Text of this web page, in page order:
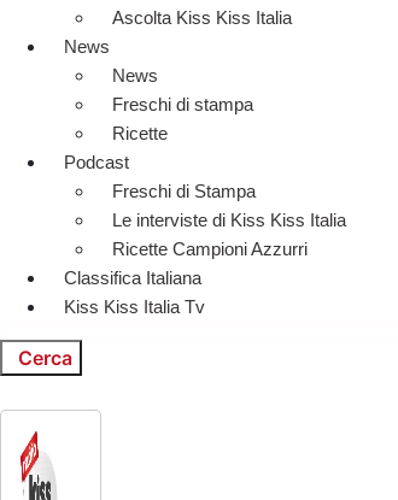
Ascolta Kiss Kiss Italia
News
News
Freschi di stampa
Ricette
Podcast
Freschi di Stampa
Le interviste di Kiss Kiss Italia
Ricette Campioni Azzurri
Classifica Italiana
Kiss Kiss Italia Tv
Cerca